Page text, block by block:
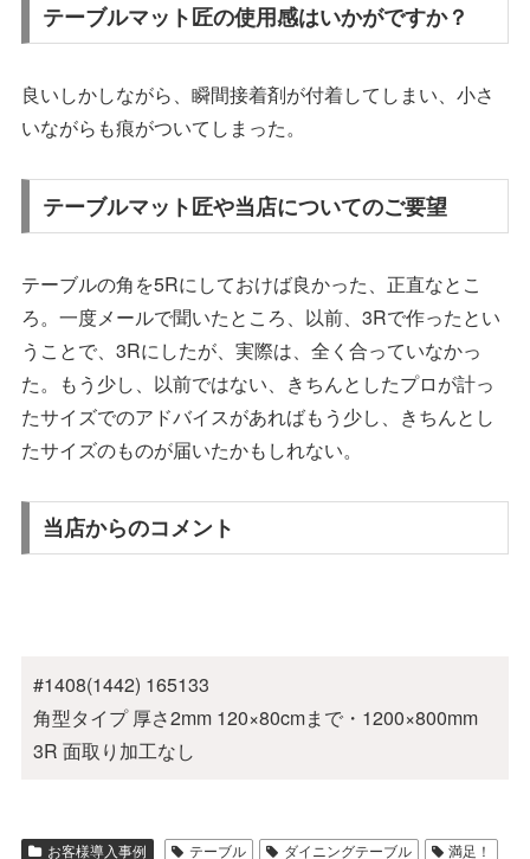
テーブルマット匠の使用感はいかがですか？
良いしかしながら、瞬間接着剤が付着してしまい、小さ
いながらも痕がついてしまった。
テーブルマット匠や当店についてのご要望
テーブルの角を5Rにしておけば良かった、正直なとこ
ろ。一度メールで聞いたところ、以前、3Rで作ったとい
うことで、3Rにしたが、実際は、全く合っていなかっ
た。もう少し、以前ではない、きちんとしたプロが計っ
たサイズでのアドバイスがあればもう少し、きちんとし
たサイズのものが届いたかもしれない。
当店からのコメント
#1408(1442) 165133
角型タイプ 厚さ2mm 120×80cmまで・1200×800mm
3R 面取り加工なし
お客様導入事例 テーブル ダイニングテーブル 満足！